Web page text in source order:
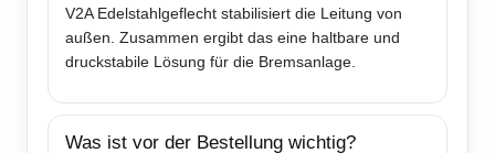
V2A Edelstahlgeflecht stabilisiert die Leitung von
außen. Zusammen ergibt das eine haltbare und
druckstabile Lösung für die Bremsanlage.
Was ist vor der Bestellung wichtig?